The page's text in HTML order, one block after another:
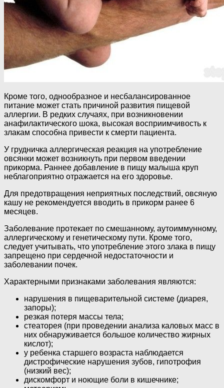
Кроме того, однообразное и несбалансированное
питание может стать причиной развития пищевой
аллергии. В редких случаях, при возникновении
анафилактического шока, высокая восприимчивость к
злакам способна привести к смерти пациента.
У грудничка аллергическая реакция на употребление
овсянки может возникнуть при первом введении
прикорма. Раннее добавление в пищу малыша круп
неблагоприятно отражается на его здоровье.
Для предотвращения неприятных последствий, овсяную
кашу не рекомендуется вводить в прикорм ранее 6
месяцев.
Заболевание протекает по смешанному, аутоиммунному,
аллергическому и генетическому пути. Кроме того,
следует учитывать, что употребление этого злака в пищу
запрещено при сердечной недостаточности и
заболевании почек.
Характерными признаками заболевания являются:
нарушения в пищеварительной системе (диарея,
запоры);
резкая потеря массы тела;
стеаторея (при проведении анализа каловых масс в
них обнаруживается большое количество жирных
кислот);
у ребенка старшего возраста наблюдается
дистрофические нарушения зубов, гипотрофия
(низкий вес);
дискомфорт и ноющие боли в кишечнике;